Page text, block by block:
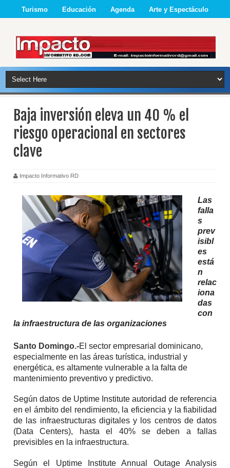
Turismo Educación Agenda Arte y Espectáculo
Baja inversión eleva un 40 % el
riesgo operacional en sectores
clave
Impacto Informativo RD
Las
falla
s
prev
isibl
es
está
n
relac
iona
das
con
la infraestructura de las organizaciones
Santo Domingo.-El sector empresarial dominicano,
especialmente en las áreas turística, industrial y
energética, es altamente vulnerable a la falta de
mantenimiento preventivo y predictivo.
Según datos de Uptime Institute autoridad de referencia
en el ámbito del rendimiento, la eficiencia y la fiabilidad
de las infraestructuras digitales y los centros de datos
(Data Centers), hasta el 40% se deben a fallas
previsibles en la infraestructura.
Según el Uptime Institute Annual Outage Analysis